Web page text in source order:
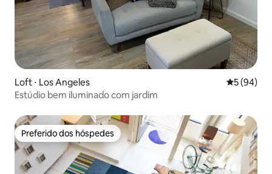
Loft ⋅ Los Angeles 5 de uma
5 (94)
Estúdio bem iluminado com jardim
Preferido dos hóspedes
Preferido dos hóspedes